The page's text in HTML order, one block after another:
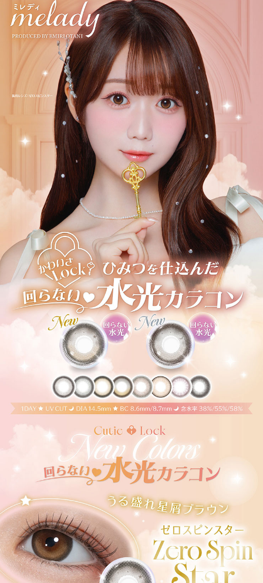
ちゅるんと盛れるグレージュハイライト。
視線を固定する
回らない水光レンズ♡
＜アイドルリング -Idol Ring-＞
ひとめぼれしちゃう魅惑の目力♡
さりげない細フチとちゅるんブラウンが
ナチュラルに瞳を強調♡
＜レディブラック -Lady Black-＞
ピュアなふりしてしっかり盛れる♡
新感覚うるちゅるブラック!
じゅわっとぼかした繊細なデザインで透明感のある大きな瞳に♡
＜ミレディブラウン -Melady Brown-＞
トリコになっちゃう主役級な瞳♡
ちゅるんと透明感なブラウンレンズ
ナチュラルも盛れも諦めない瞳に!
＜プリンセスショコラ -Princess Chocolat-＞
しっかり盛れる太フチブラウンレンズ
瞳の立体感を演出するショコラブラウンで
プリンセスみたいに愛される瞳に♡
＜マリアリング -Maria Ring-＞
絶妙細フチと白っぽ透明感グレージュで
ちょっぴり背伸びした余裕仕込みレンズ♡